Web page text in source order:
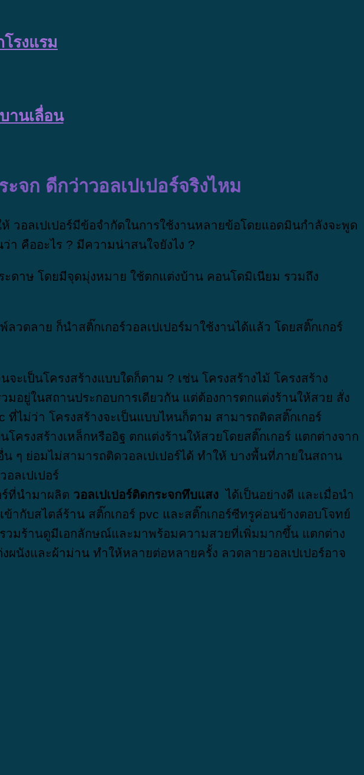
รงแรม
านเลื่อน
จก ดีกว่าวอลเปเปอร์จริงไหม
วอลเปเปอร์มีข้อจำกัดในการใช้งานหลายข้อโดยแอดมินกำลังจะพูด
า คืออะไร ? มีความน่าสนใจยังไง ?
ดาษ โดยมีจุดมุ่งหมาย ใช้ตกแต่งบ้าน คอนโดมิเนียม รวมถึง
ดลาย ก็นำสติ๊กเกอร์วอลเปเปอร์มาใช้งานได้แล้ว โดยสติ๊กเกอร์
จะเป็นโครงสร้างแบบใดก็ตาม ? เช่น โครงสร้างไม้ โครงสร้าง
มอยู่ในสถานประกอบการเดียวกัน แต่ต้องการตกแต่งร้านให้สวย สั่ง
ที่ไม่ว่า โครงสร้างจะเป็นแบบไหนก็ตาม สามารถติดสติ๊กเกอร์
ครงสร้างเหล็กหรืออิฐ ตกแต่งร้านให้สวยโดยสติ๊กเกอร์ แตกต่างจาก
น ๆ ย่อมไม่สามารถติดวอลเปเปอร์ได้ ทำให้ บางพื้นที่ภายในสถาน
ลเปเปอร์
ร์ที่นำมาผลิต วอลเปเปอร์ติดกระจกทึบแสงได้เป็นอย่างดี และเมื่อนำ
ากับสไตล์ร้าน สติ๊กเกอร์ pvc และสติ๊กเกอร์ซีทรูค่อนข้างตอบโจทย์
วมร้านดูมีเอกลักษณ์และมาพร้อมความสวยที่เพิ่มมากขึ้น แตกต่าง
ผนังและผ้าม่าน ทำให้หลายต่อหลายครั้ง ลวดลายวอลเปเปอร์อาจ